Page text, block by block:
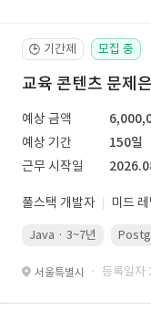
🕒 기간제 모집 중
교육 콘텐츠 문제
예상 금액
예상 기간
150일
근무 시작일
풀스택 개발자 미드 레
Java · 3~7년
서울특별시 · 등록일자